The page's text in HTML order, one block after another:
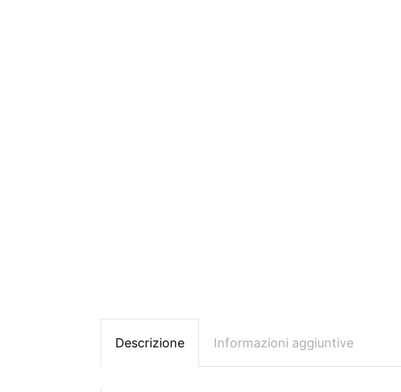
Descrizione Informazioni aggiuntive